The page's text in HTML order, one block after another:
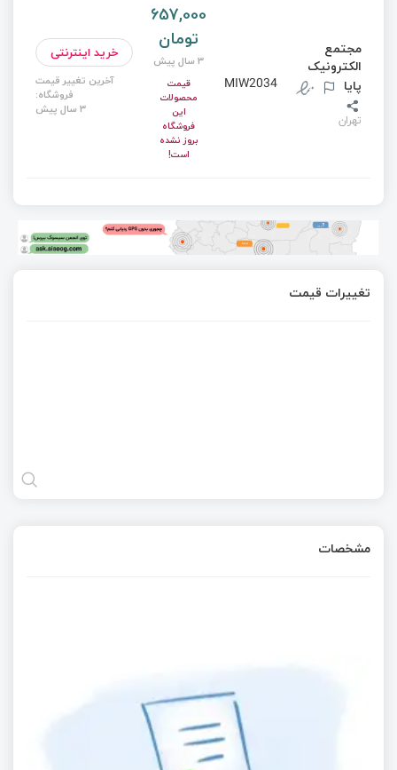
مجتمع
الکترونیک
پایا
تهران
MIW2034
657,000
تومان
3 سال پیش
قیمت
محصولات
این
فروشگاه
بروز نشده
است!
خرید اینترنتی
آخرین تغییر قیمت
فروشگاه:
3 سال پیش
تغییرات قیمت
مشخصات